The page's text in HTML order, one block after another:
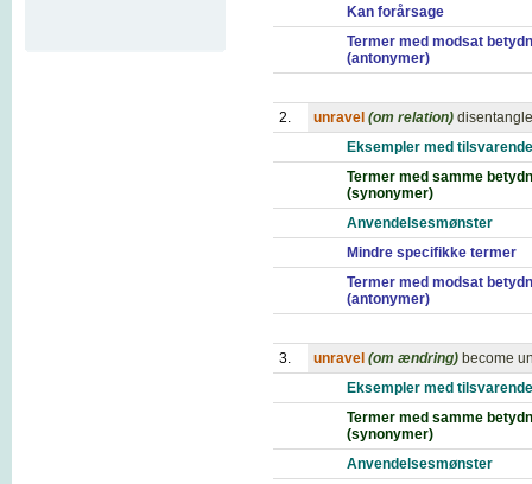
Kan forårsage
Termer med modsat
(antonymer)
2. unravel (om relation) disentangle
Eksempler med
Termer med samme
(synonymer)
Anvendelsesmønster
Mindre specifikke termer
Termer med modsat
(antonymer)
3. unravel (om ændring) become
Eksempler med
Termer med samme
(synonymer)
Anvendelsesmønster